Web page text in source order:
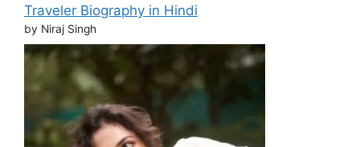
Traveler Biography in Hindi
by Niraj Singh